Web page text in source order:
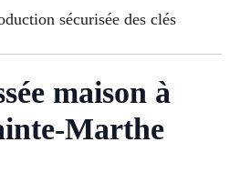
sécurisée des clés
maison à
Marthe